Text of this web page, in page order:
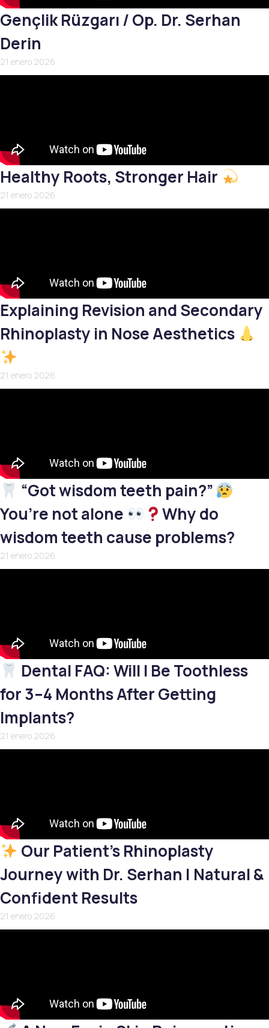
Gençlik Rüzgarı / Op. Dr. Serhan
Derin
21 enero 2026
Healthy Roots, Stronger Hair
21 enero 2026
Explaining Revision and Secondary
Rhinoplasty in Nose Aesthetics
21 enero 2026
“Got wisdom teeth pain?”
You’re not alone
Why do
wisdom teeth cause problems?
21 enero 2026
Dental FAQ: Will I Be Toothless
for 3–4 Months After Getting
Implants?
21 enero 2026
Our Patient’s Rhinoplasty
Journey with Dr. Serhan | Natural &
Confident Results
21 enero 2026